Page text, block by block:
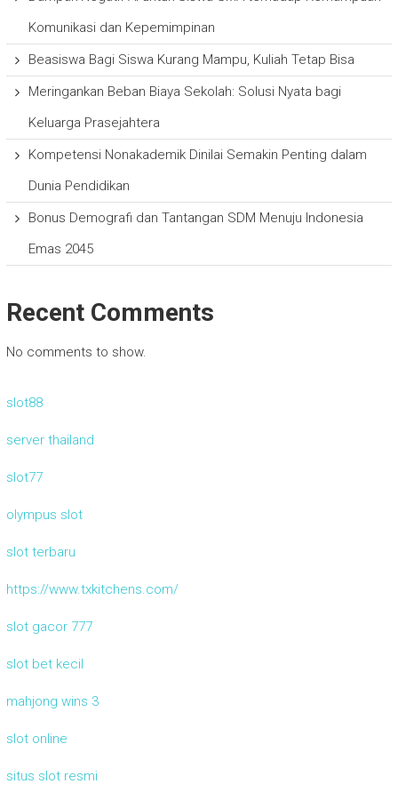
Komunikasi dan Kepemimpinan
Beasiswa Bagi Siswa Kurang Mampu, Kuliah Tetap Bisa
Meringankan Beban Biaya Sekolah: Solusi Nyata bagi
Keluarga Prasejahtera
Kompetensi Nonakademik Dinilai Semakin Penting dalam
Dunia Pendidikan
Bonus Demografi dan Tantangan SDM Menuju Indonesia
Emas 2045
Recent Comments
No comments to show.
slot88
server thailand
slot77
olympus slot
slot terbaru
https://www.txkitchens.com/
slot gacor 777
slot bet kecil
mahjong wins 3
slot online
situs slot resmi